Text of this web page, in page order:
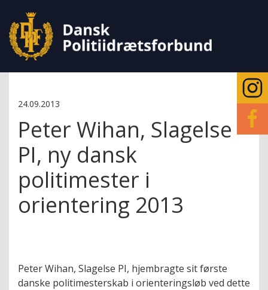
24.09.2013
Peter Wihan, Slagelse
PI, ny dansk
politimester i
orientering 2013
Peter Wihan, Slagelse PI, hjembragte sit første
danske politimesterskab i orienteringsløb ved dette